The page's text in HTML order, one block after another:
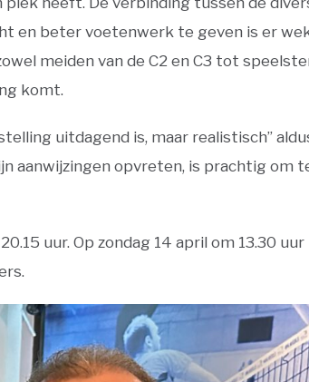
en beter voetenwerk te geven is er
meiden van de C2 en C3 tot
komt.
uitdagend is, maar realistisch”
opvreten, is prachtig om
uur. Op zondag 14 april om 13.30